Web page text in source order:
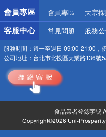
會員專區 會員專區 大宗
客服中心 常見問題 服務
服務時間： 週一至週日 09:00-21:00，
公司地址： 台北市北投區大業路136號
食品業者登錄字號
Copyright©2026 Uni-